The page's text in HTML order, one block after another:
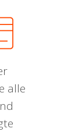
alle